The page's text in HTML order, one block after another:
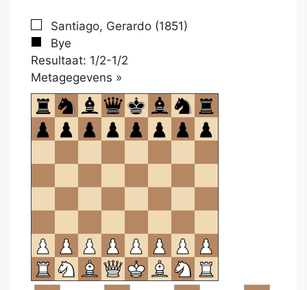
Santiago, Gerardo (1851)
Bye
Resultaat: 1/2-1/2
Metagegevens »
om
te
openen.